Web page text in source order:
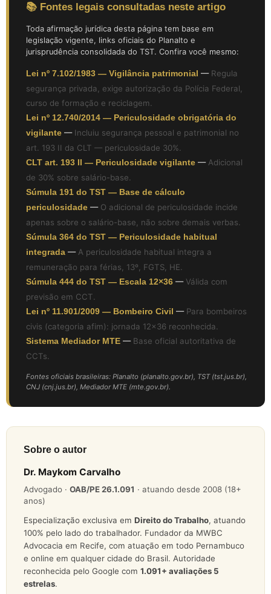
📚 Fontes legais consultadas neste artigo
Toda afirmação jurídica desta página tem base em
legislação vigente, links oficiais do Planalto e
jurisprudência consolidada do TST. Confira você mesmo:
Lei nº 7.102/1983 — Vigilância patrimonial — Regula
segurança privada, exige autorização da Polícia Federal,
curso de formação e reciclagem.
Lei nº 12.740/2014 — Periculosidade obrigatória do
vigilante — Incluiu segurança pessoal e patrimonial no
art. 193 II da CLT — periculosidade 30%.
CLT art. 193 II — Periculosidade vigilante — Adicional
de 30% sobre salário-base.
Súmula 191 do TST — Base de cálculo
periculosidade — O adicional de periculosidade incide
apenas sobre o salário-base, não sobre demais verbas.
Súmula 364 do TST — Periculosidade habitual
integrada — A periculosidade habitual integra a
remuneração para férias, 13º, FGTS, HE.
Súmula 444 do TST — Escala 12×36 — Válida com
previsão em CCT.
Lei nº 11.901/2009 — Bombeiro Civil — Para bombeiros
civis (categoria afim): jornada 12×36 reconhecida.
Sistema Mediador MTE — Base oficial autoritativa de
CCTs.
Fontes oficiais brasileiras: Planalto (planalto.gov.br), TST (tst.jus.br),
CNJ (cnj.jus.br), Mediador MTE (mte.gov.br).
Sobre o autor
Dr. Maykom Carvalho
Advogado · OAB/PE 26.1.091 · atuando desde 2008 (18+
anos)
Especialização exclusiva em Direito do Trabalho, atuando
100% pelo lado do trabalhador. Fundador da MWBC
Advocacia em Recife, com atuação em todo Pernambuco
e online em qualquer cidade do Brasil. Autoridade
reconhecida pelo Google com 1.091+ avaliações 5
estrelas.